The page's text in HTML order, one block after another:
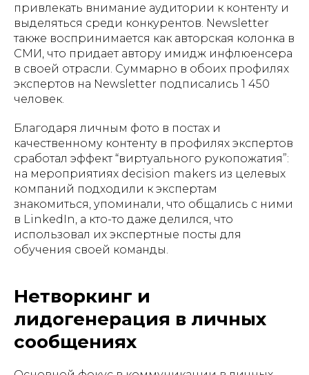
привлекать внимание аудитории к контенту и
выделяться среди конкурентов. Newsletter
также воспринимается как авторская колонка в
СМИ, что придает автору имидж инфлюенсера
в своей отрасли. Суммарно в обоих профилях
экспертов на Newsletter подписались 1 450
человек.
Благодаря личным фото в постах и
качественному контенту в профилях экспертов
сработал эффект “виртуального рукопожатия”:
на мероприятиях decision makers из целевых
компаний подходили к экспертам
знакомиться, упоминали, что общались с ними
в LinkedIn, а кто-то даже делился, что
использовал их экспертные посты для
обучения своей команды.
Нетворкинг и
лидогенерация в личных
сообщениях